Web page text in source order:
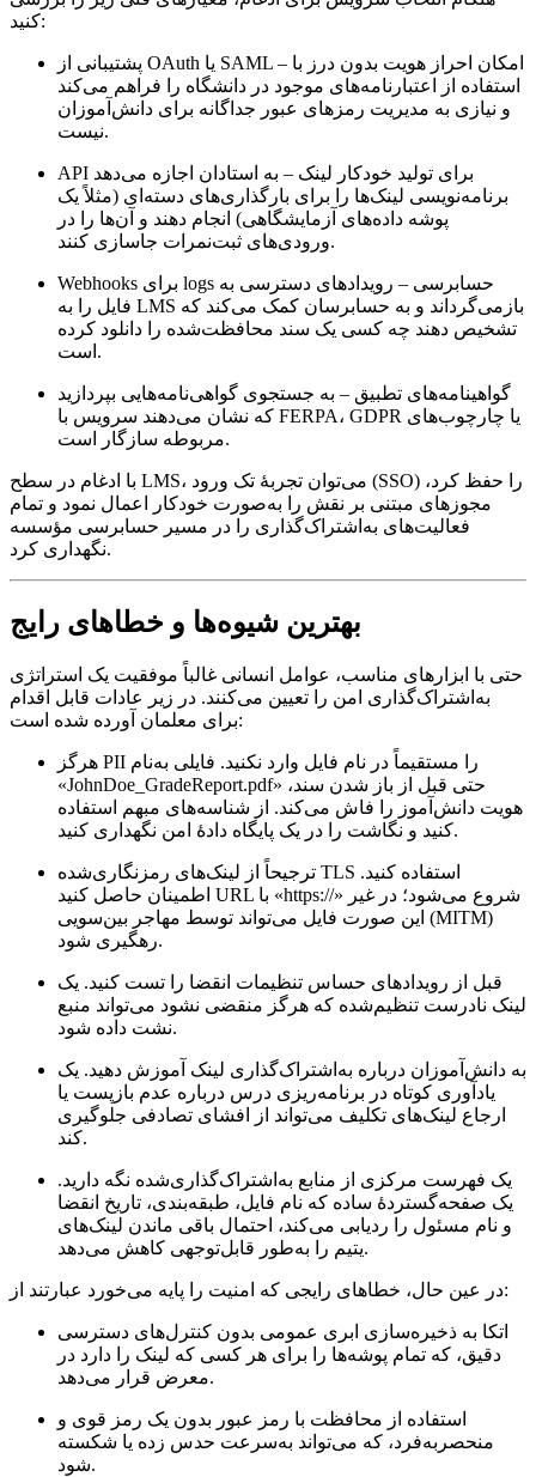
کنید:
پشتیبانی از OAuth یا SAML – امکان احراز هویت بدون درز با
استفاده از اعتبارنامه‌های موجود در دانشگاه را فراهم می‌کند
و نیازی به مدیریت رمزهای عبور جداگانه برای دانش‌آموزان
نیست.
API برای تولید خودکار لینک – به استادان اجازه می‌دهد
برنامه‌نویسی لینک‌ها را برای بارگذاری‌های دسته‌ای (مثلاً یک
پوشه داده‌های آزمایشگاهی) انجام دهند و آن‌ها را در
ورودی‌های ثبت‌نمرات جاسازی کنند.
Webhooks برای logs حسابرسی – رویدادهای دسترسی به
فایل را به LMS بازمی‌گرداند و به حسابرسان کمک می‌کند که
تشخیص دهند چه کسی یک سند محافظت‌شده را دانلود کرده
است.
گواهینامه‌های تطبیق – به جستجوی گواهی‌نامه‌هایی بپردازید
که نشان می‌دهند سرویس با FERPA، GDPR یا چارچوب‌های
مربوطه سازگار است.
با ادغام در سطح LMS، می‌توان تجربهٔ تک ورود (SSO) را حفظ کرد،
مجوزهای مبتنی بر نقش را به‌صورت خودکار اعمال نمود و تمام
فعالیت‌های به‌اشتراک‌گذاری را در مسیر حسابرسی مؤسسه
نگهداری کرد.
بهترین شیوه‌ها و خطاهای رایج
حتی با ابزارهای مناسب، عوامل انسانی غالباً موفقیت یک استراتژی
به‌اشتراک‌گذاری امن را تعیین می‌کنند. در زیر عادات قابل اقدام
برای معلمان آورده شده است:
هرگز PII را مستقیماً در نام فایل وارد نکنید. فایلی به‌نام
«JohnDoe_GradeReport.pdf» حتی قبل از باز شدن سند،
هویت دانش‌آموز را فاش می‌کند. از شناسه‌های مبهم استفاده
کنید و نگاشت را در یک پایگاه دادهٔ امن نگهداری کنید.
ترجیحاً از لینک‌های رمزنگاری‌شده TLS استفاده کنید.
اطمینان حاصل کنید URL با «https://» شروع می‌شود؛ در غیر
این صورت فایل می‌تواند توسط مهاجر بین‌سویی (MITM)
رهگیری شود.
قبل از رویدادهای حساس تنظیمات انقضا را تست کنید. یک
لینک نادرست تنظیم‌شده که هرگز منقضی نشود می‌تواند منبع
نشت داده شود.
به دانش‌آموزان درباره به‌اشتراک‌گذاری لینک آموزش دهید. یک
یادآوری کوتاه در برنامه‌ریزی درس درباره عدم بازپست یا
ارجاع لینک‌های تکلیف می‌تواند از افشای تصادفی جلوگیری
کند.
یک فهرست مرکزی از منابع به‌اشتراک‌گذاری‌شده نگه دارید.
یک صفحه‌گستردهٔ ساده که نام فایل، طبقه‌بندی، تاریخ انقضا
و نام مسئول را ردیابی می‌کند، احتمال باقی ماندن لینک‌های
یتیم را به‌طور قابل‌توجهی کاهش می‌دهد.
در عین حال، خطاهای رایجی که امنیت را پایه می‌خورد عبارتند از:
اتکا به ذخیره‌سازی ابری عمومی بدون کنترل‌های دسترسی
دقیق، که تمام پوشه‌ها را برای هر کسی که لینک را دارد در
معرض قرار می‌دهد.
استفاده از محافظت با رمز عبور بدون یک رمز قوی و
منحصربه‌فرد، که می‌تواند به‌سرعت حدس زده یا شکسته
شود.